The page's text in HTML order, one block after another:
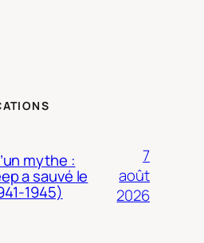
mythe :
a sauvé le
1945)
7
août
2026